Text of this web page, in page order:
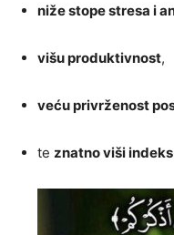
niže stope stresa i
višu produktivnost,
veću privrženost
te znatno viši